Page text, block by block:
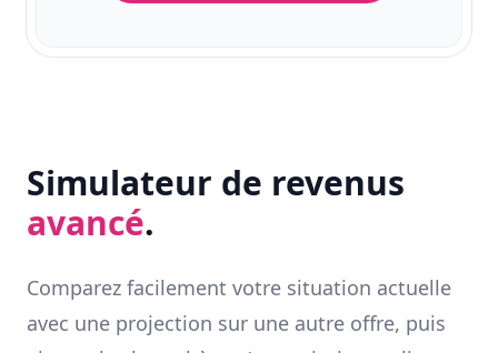
Simulateur de revenus
avancé.
Comparez facilement votre situation actuelle
avec une projection sur une autre offre, puis